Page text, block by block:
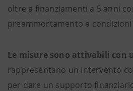
oltre a finanziamenti a 5 anni
preammortamento a condizioni
Le misure sono attivabili con
rappresentano un intervento
per dare un supporto